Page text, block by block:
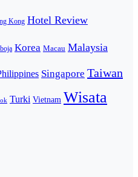
Kong Hotel Review
Korea Macau Malaysia
Singapore Taiwan
Turki Vietnam Wisata